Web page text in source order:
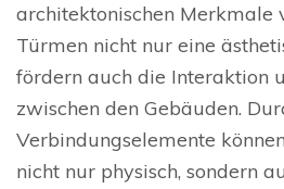
architektonischen Merkmale
Türmen nicht nur eine
fördern auch die Interaktion
zwischen den Gebäuden.
Verbindungselemente
nicht nur physisch, sondern